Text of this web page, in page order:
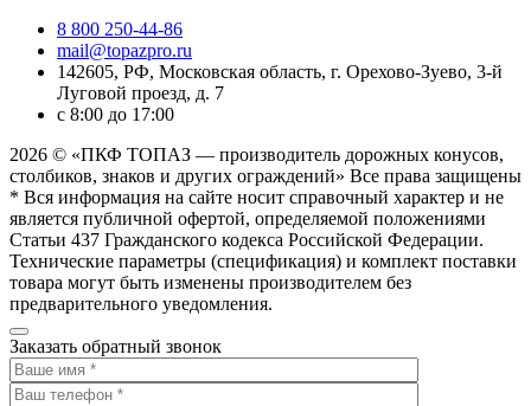
8 800 250-44-86
mail@topazpro.ru
142605, РФ, Московская область, г. Орехово-Зуево, 3-й
Луговой проезд, д. 7
с 8:00 до 17:00
2026 © «ПКФ ТОПАЗ — производитель дорожных конусов,
столбиков, знаков и других ограждений» Все права защищены
* Вся информация на сайте носит справочный характер и не
является публичной офертой, определяемой положениями
Статьи 437 Гражданского кодекса Российской Федерации.
Технические параметры (спецификация) и комплект поставки
товара могут быть изменены производителем без
предварительного уведомления.
Заказать обратный звонок